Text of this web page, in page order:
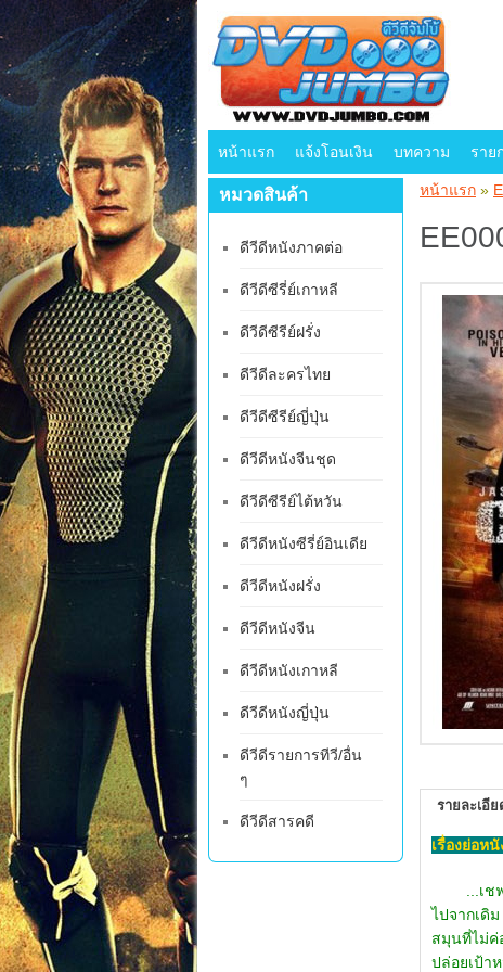
หน้าแรก แจ้งโอนเงิน บทความ ราย
หมวดสินค้า
ดีวีดีหนังภาคต่อ
ดีวีดีซีรี่ย์เกาหลี
ดีวีดีซีรีย์ฝรั่ง
ดีวีดีละครไทย
ดีวีดีซีรีย์ญี่ปุ่น
ดีวีดีหนังจีนชุด
ดีวีดีซีรีย์ไต้หวัน
ดีวีดีหนังซีรี่ย์อินเดีย
ดีวีดีหนังฝรั่ง
ดีวีดีหนังจีน
ดีวีดีหนังเกาหลี
ดีวีดีหนังญี่ปุ่น
ดีวีดีรายการทีวี/อื่น
ๆ
ดีวีดีสารคดี
หน้าแรก »
รายละเอี
เรื่องย่อห
...เชฟ เ
ไปจากเดิ
สมุนที่ไม่ค่
ปล่อยเป้า